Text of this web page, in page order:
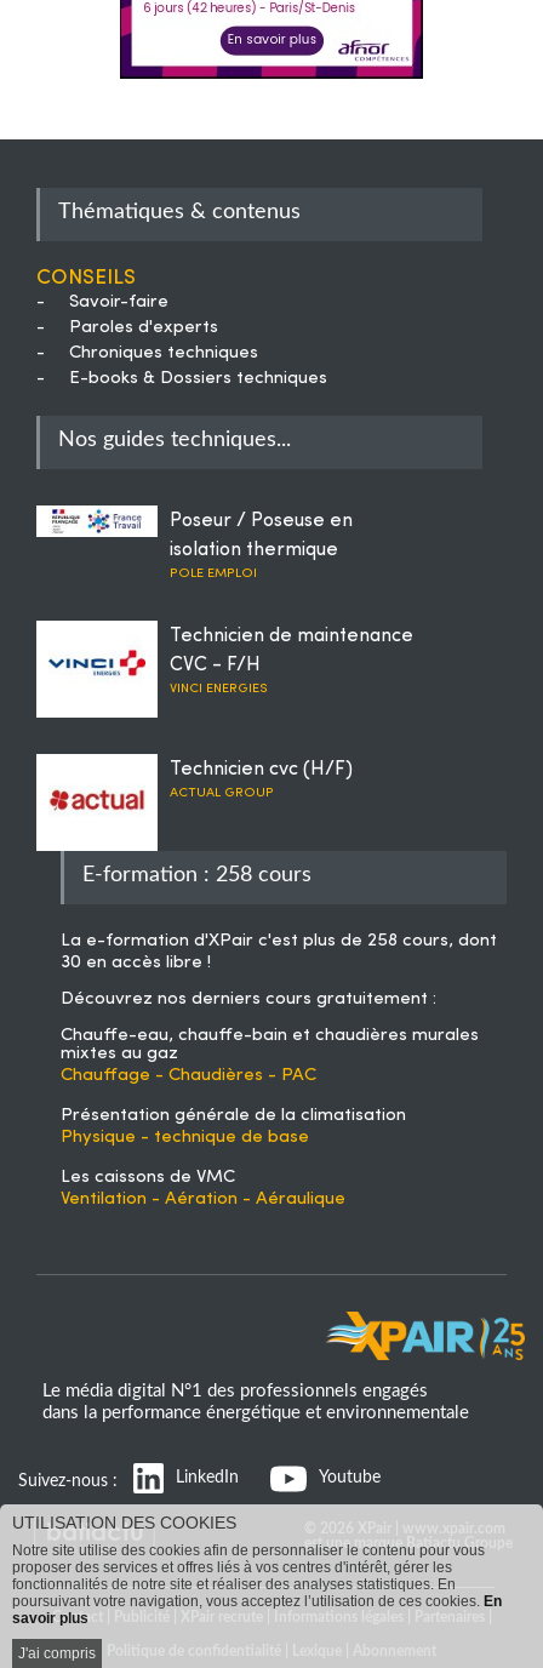
Thématiques & contenus
Conseils
-
Savoir-faire
-
Paroles d'experts
-
Chroniques techniques
-
E-books & Dossiers techniques
Nos guides techniques...
Poseur / Poseuse en
isolation thermique
POLE EMPLOI
Technicien de maintenance
CVC - F/H
VINCI ENERGIES
Technicien cvc (H/F)
ACTUAL GROUP
E-formation : 258 cours
La e-formation d'XPair c'est plus de 258 cours, dont
30 en accès libre !
Découvrez nos derniers cours gratuitement :
Chauffe-eau, chauffe-bain et chaudières murales
mixtes au gaz
Chauffage - Chaudières - PAC
Présentation générale de la climatisation
Physique - technique de base
Les caissons de VMC
Ventilation - Aération - Aéraulique
Le média digital N°1 des professionnels engagés
dans la performance énergétique et environnementale
Suivez-nous : LinkedIn Youtube
est une marque Batiactu Groupe
Contact
UTILISATION DES COOKIES
Notre site utilise des cookies afin de personnaliser le contenu pour vous
proposer des services et offres liés à vos centres d'intérêt, gérer les
fonctionnalités de notre site et réaliser des analyses statistiques. En
poursuivant votre navigation, vous acceptez l’utilisation de ces cookies. En
savoir plus
J'ai compris